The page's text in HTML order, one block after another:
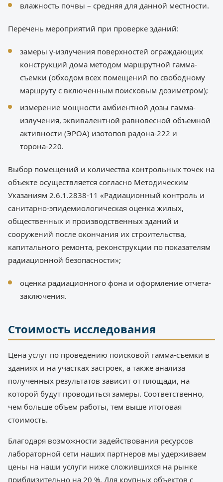
влажность почвы – средняя для данной местности.
Перечень мероприятий при проверке зданий:
замеры γ-излучения поверхностей ограждающих
конструкций дома методом маршрутной гамма-
съемки (обходом всех помещений по свободному
маршруту с включенным поисковым дозиметром);
измерение мощности амбиентной дозы гамма-
излучения, эквивалентной равновесной объемной
активности (ЭРОА) изотопов радона-222 и
торона-220.
Выбор помещений и количества контрольных точек на
объекте осуществляется согласно Методическим
Указаниям 2.6.1.2838-11 «Радиационный контроль и
санитарно-эпидемиологическая оценка жилых,
общественных и производственных зданий и
сооружений после окончания их строительства,
капитального ремонта, реконструкции по показателям
радиационной безопасности»;
оценка радиационного фона и оформление отчета-
заключения.
Стоимость исследования
Цена услуг по проведению поисковой гамма-съемки в
зданиях и на участках застроек, а также анализа
полученных результатов зависит от площади, на
которой будут проводиться замеры. Соответственно,
чем больше объем работы, тем выше итоговая
стоимость.
Благодаря возможности задействования ресурсов
лабораторной сети наших партнеров мы удерживаем
цены на наши услуги ниже сложившихся на рынке
приблизительно на 20 %. Для крупных объектов с